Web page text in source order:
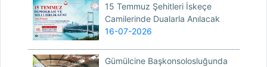
15 Temmuz Şehitleri İskeçe
Camilerinde Dualarla Anılacak
16-07-2026
Gümülcine Başkonsolosluğunda